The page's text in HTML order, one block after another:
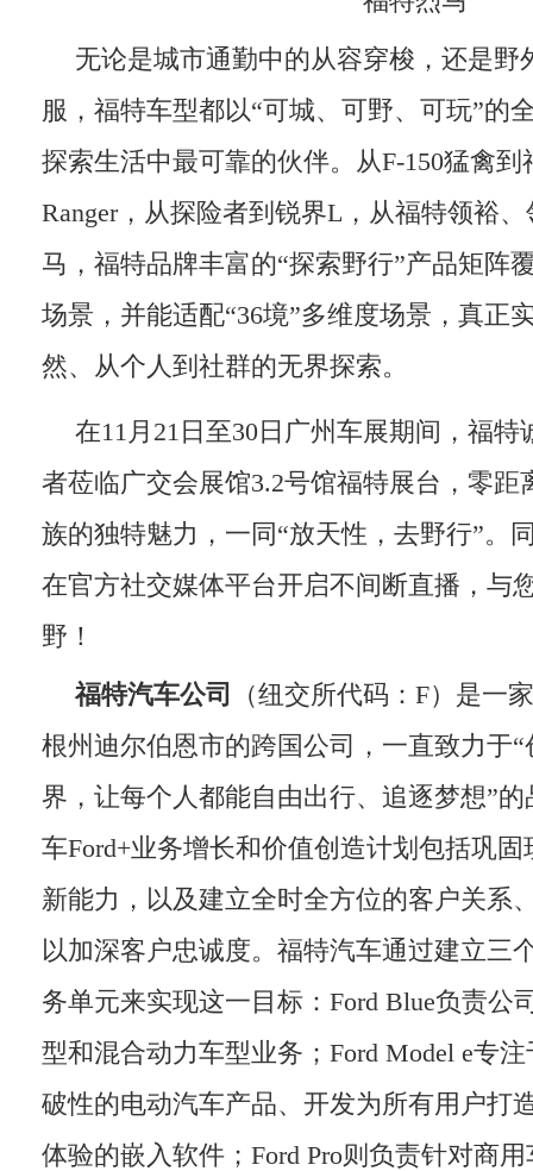
无论是城市通勤中的从容穿梭，还是野
服，福特车型都以“可城、可野、可玩”的
探索生活中最可靠的伙伴。从F-150猛禽
Ranger，从探险者到锐界L，从福特领裕
马，福特品牌丰富的“探索野行”产品矩阵
场景，并能适配“36境”多维度场景，真正
然、从个人到社群的无界探索。
在11月21日至30日广州车展期间，福
者莅临广交会展馆3.2号馆福特展台，零距
族的独特魅力，一同“放天性，去野行”。
在官方社交媒体平台开启不间断直播，与
野！
福特汽车公司
（纽交所代码：F）是一
根州迪尔伯恩市的跨国公司，一直致力于
界，让每个人都能自由出行、追逐梦想”
车Ford+业务增长和价值创造计划包括巩
新能力，以及建立全时全方位的客户关系
以加深客户忠诚度。福特汽车通过建立三
务单元来实现这一目标：Ford Blue负责公
型和混合动力车型业务；Ford Model e专
破性的电动汽车产品、开发为所有用户打
体验的嵌入软件；Ford Pro则负责针对商